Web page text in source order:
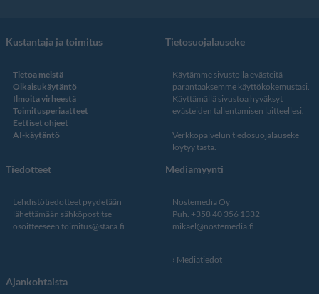
Kustantaja ja toimitus
Tietoa meistä
Oikaisukäytäntö
Ilmoita virheestä
Toimitusperiaatteet
Eettiset ohjeet
AI-käytäntö
Tietosuojalauseke
Käytämme sivustolla evästeitä
parantaaksemme käyttökokemustasi.
Käyttämällä sivustoa hyväksyt
evästeiden tallentamisen laitteellesi.
Verkkopalvelun tiedosuojalauseke
löytyy tästä.
Tiedotteet
Lehdistötiedotteet pyydetään
lähettämään sähköpostitse
osoitteeseen toimitus@stara.fi
Mediamyynti
Nostemedia Oy
Puh. +358 40 356 1332
mikael@nostemedia.fi
Mediatiedot
Ajankohtaista